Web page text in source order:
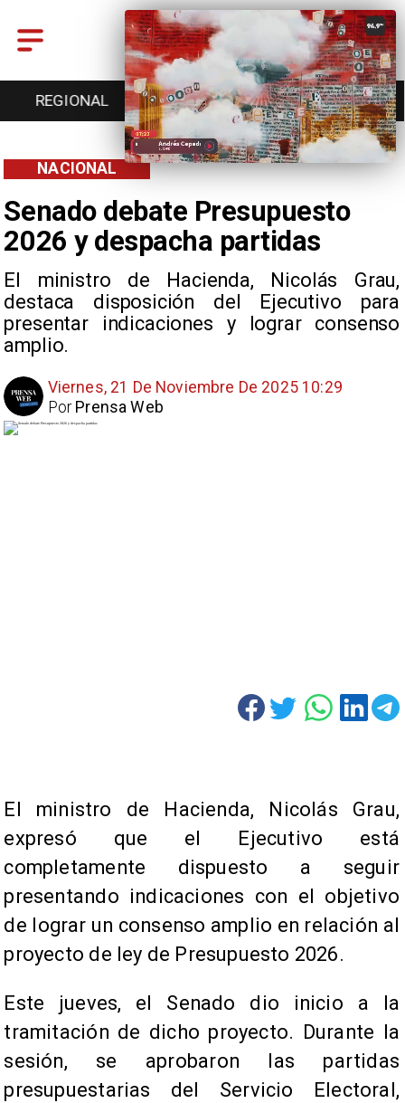
REGIONAL ENTRETENCIÓN DEPORTES
Senado debate Presupuesto
2026 y despacha partidas
El ministro de Hacienda, Nicolás Grau,
destaca disposición del Ejecutivo para
presentar indicaciones y lograr consenso
amplio.
NACIONAL
Viernes, 21 De Noviembre De 2025 10:29
Prensa Web
Por
El ministro de Hacienda, Nicolás Grau,
expresó que el Ejecutivo está
completamente dispuesto a seguir
presentando indicaciones con el objetivo
de lograr un consenso amplio en relación al
proyecto de ley de Presupuesto 2026.
Este jueves, el Senado dio inicio a la
tramitación de dicho proyecto. Durante la
sesión, se aprobaron las partidas
presupuestarias del Servicio Electoral,